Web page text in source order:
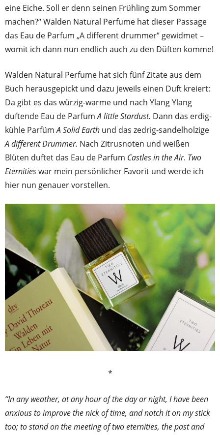
eine Eiche. Soll er denn seinen Frühling zum Sommer
machen?“ Walden Natural Perfume hat dieser Passage
das Eau de Parfum „A different drummer“ gewidmet –
womit ich dann nun endlich auch zu den Düften komme!
Walden Natural Perfume hat sich fünf Zitate aus dem
Buch herausgepickt und dazu jeweils einen Duft kreiert:
Da gibt es das würzig-warme und nach Ylang Ylang
duftende Eau de ParfumA little Stardust. Dann das erdig-
kühle ParfümA Solid Earth und das zedrig-sandelholzige
A different Drummer. Nach Zitrusnoten und weißen
Blüten duftet das Eau de Parfum Castles in the Air. Two
Eternitieswar mein persönlicher Favorit und werde ich
hier nun genauer vorstellen.
*
“In any weather, at any hour of the day or night, I have been
anxious to improve the nick of time, and notch it on my stick
too; to stand on the meeting of two eternities, the past and